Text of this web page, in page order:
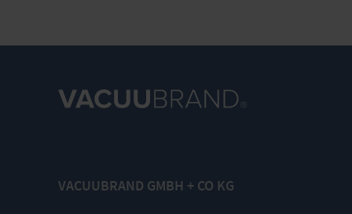
VACUUBRAND GMBH + CO KG